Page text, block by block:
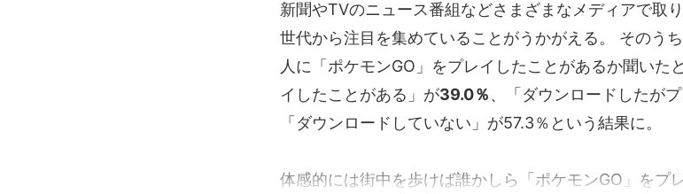
新聞やTVのニュース番組などさまざまなメディアで取
世代から注目を集めていることがうかがえる。 そのう
人に「ポケモンGO」をプレイしたことがあるか聞いた
イしたことがある」が39.0％、「ダウンロードしたが
「ダウンロードしていない」が57.3％という結果に。
体感的には街中を歩けば誰かしら「ポケモンGO」をプ